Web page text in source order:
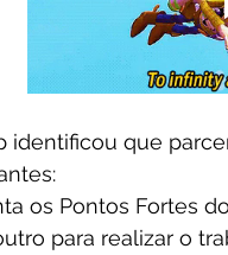
identificou que
os Pontos Fortes
para realizar o